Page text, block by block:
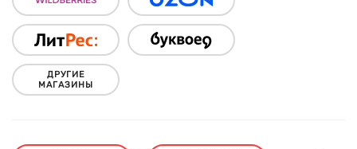
ДРУГИЕ
МАГАЗИНЫ